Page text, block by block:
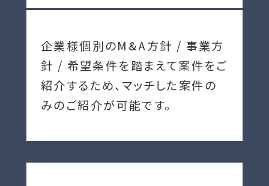
企業様個別のM&A方針 / 事業方
針 / 希望条件を踏まえて案件をご
紹介するため、マッチした案件の
みのご紹介が可能です。